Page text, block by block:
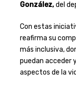
González,del
Con estas
reafirma su
más inclusiva,
puedan acceder
aspectos de la